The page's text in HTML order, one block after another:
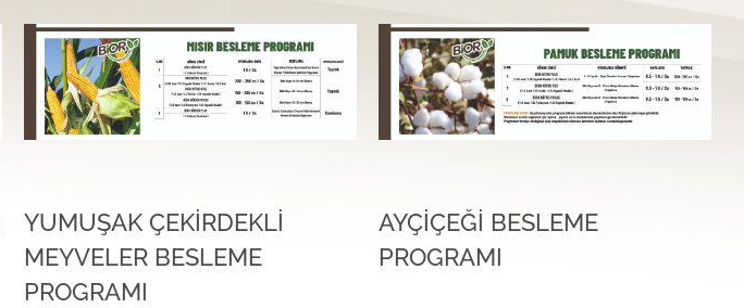
YUMUŞAK ÇEKİRDEKLİ
MEYVELER BESLEME
PROGRAMI
AYÇİÇEĞİ BESLEME
PROGRAMI